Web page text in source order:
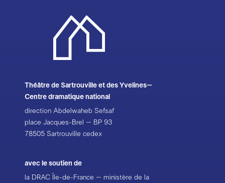
Théâtre de Sartrouville et des Yvelines–
Centre dramatique national
direction Abdelwaheb Sefsaf
place Jacques-Brel – BP 93
78505 Sartrouville cedex
avec le soutien de
la DRAC Île-de-France – ministère de la